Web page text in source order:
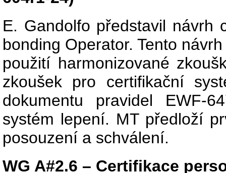
E. Gandolfo představil návrh
bonding Operator. Tento
použití harmonizované
zkoušek pro certifikační
dokumentu pravidel EWF-
systém lepení. MT předloží
posouzení a schválení.
WG A#2.6 – Certifikace